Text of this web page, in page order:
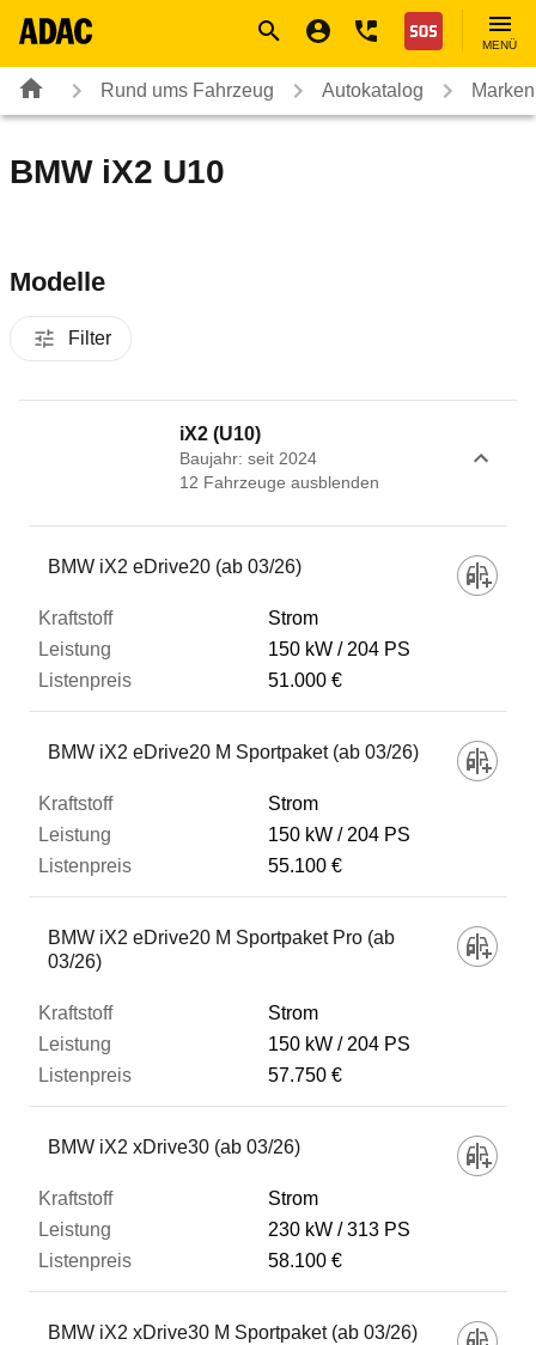
Nothilfe
MENÜ
Rund ums Fahrzeug Autokatalog
BMW iX2 U10
Modelle
Filter
iX2 (U10)
Baujahr: seit 2024
12 Fahrzeuge ausblenden
Fahrzeug
Kraftstoff
Leistung
Listenpreis
Zum Vergleich hinzufügen
BMW iX2 eDrive20 (ab 03/26)
Strom
150 kW
204 PS
51.000 €
BMW iX2 eDrive20 M Sportpaket (ab 03/26)
Strom
150 kW
204 PS
55.100 €
BMW iX2 eDrive20 M Sportpaket Pro (ab
03/26)
Strom
150 kW
204 PS
57.750 €
BMW iX2 xDrive30 (ab 03/26)
Strom
230 kW
313 PS
58.100 €
BMW iX2 xDrive30 M Sportpaket (ab 03/26)